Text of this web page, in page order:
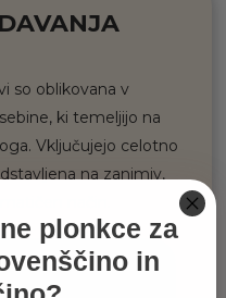
so oblikovana v
ki temeljijo na
Vključujejo celotno
na zanimiv,
plonkce za
in